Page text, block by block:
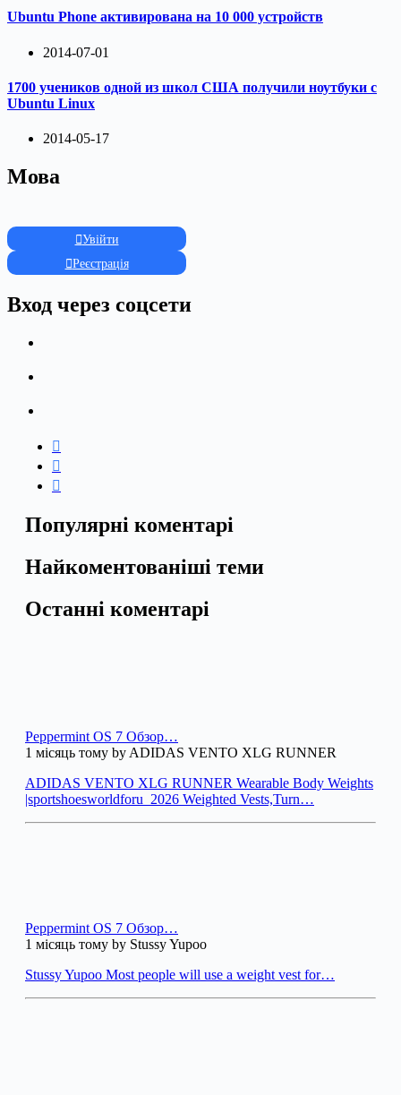
Ubuntu Phone активирована на 10 000 устройств
2014-07-01
1700 учеников одной из школ США получили ноутбуки с
Ubuntu Linux
2014-05-17
Мова
Увійти
Реєстрація
Вход через соцсети
Популярні коментарі
Найкоментованіші теми
Останні коментарі
Peppermint OS 7 Обзор…
1 місяць тому by ADIDAS VENTO XLG RUNNER
ADIDAS VENTO XLG RUNNER Wearable Body Weights
|sportshoesworldforu_2026 Weighted Vests,Turn…
Peppermint OS 7 Обзор…
1 місяць тому by Stussy Yupoo
Stussy Yupoo Most people will use a weight vest for…